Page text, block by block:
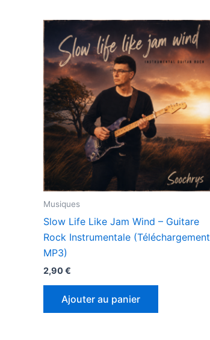
Musiques
Slow Life Like Jam Wind – Guitare
Rock Instrumentale (Téléchargement
MP3)
2,90€
Ajouter au panier